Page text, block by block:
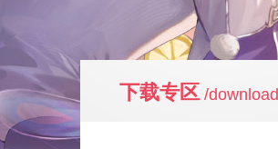
下载专区 /download